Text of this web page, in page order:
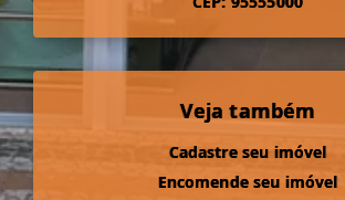
Veja também
Cadastre seu imóvel
Encomende seu imóvel